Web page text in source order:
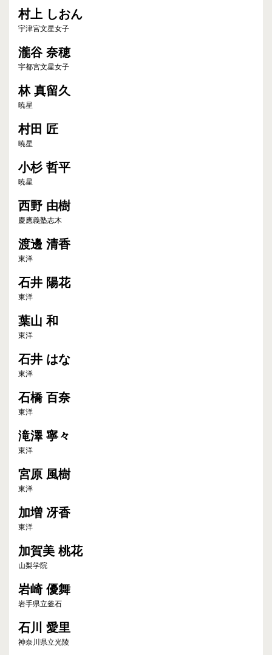
村上 しおん
宇津宮文星女子
瀧谷 奈穂
宇都宮文星女子
林 真留久
暁星
村田 匠
暁星
小杉 哲平
暁星
西野 由樹
慶應義塾志木
渡邊 清香
東洋
石井 陽花
東洋
葉山 和
東洋
石井 はな
東洋
石橋 百奈
東洋
滝澤 寧々
東洋
宮原 風樹
東洋
加増 冴香
東洋
加賀美 桃花
山梨学院
岩崎 優舞
岩手県立釜石
石川 愛里
神奈川県立光陵